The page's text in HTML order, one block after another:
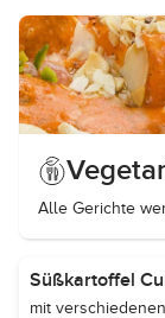
Alle Gerichte
Süßkartoffel
mit